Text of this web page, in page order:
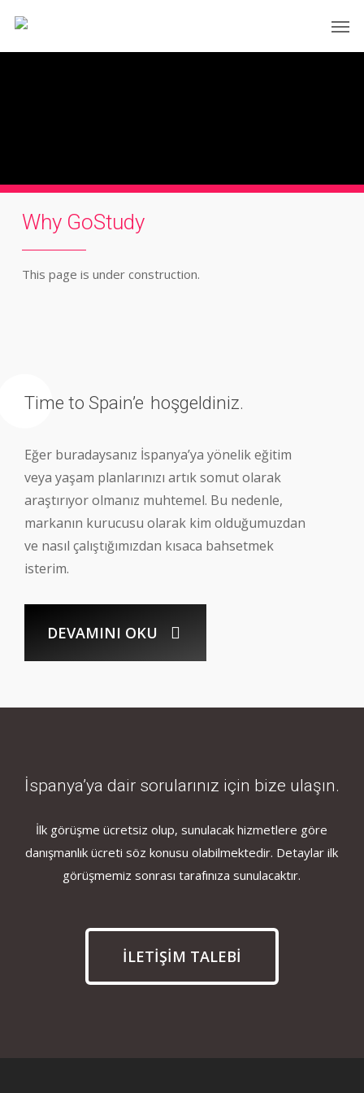
main
Why GoStudy
This page is under construction.
Time to Spain’e hoşgeldiniz.
Eğer buradaysanız İspanya’ya yönelik eğitim
veya yaşam planlarınızı artık somut olarak
araştırıyor olmanız muhtemel. Bu nedenle,
markanın kurucusu olarak kim olduğumuzdan
ve nasıl çalıştığımızdan kısaca bahsetmek
isterim.
DEVAMINI OKU
İspanya’ya dair sorularınız için bize ulaşın.
İlk görüşme ücretsiz olup, sunulacak hizmetlere göre
danışmanlık ücreti söz konusu olabilmektedir. Detaylar ilk
görüşmemiz sonrası tarafınıza sunulacaktır.
İLETİŞİM TALEBİ